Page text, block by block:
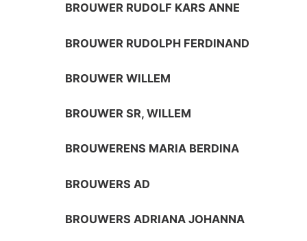
BROUWER RUDOLF KARS ANNE
BROUWER RUDOLPH FERDINAND
BROUWER WILLEM
BROUWER SR, WILLEM
BROUWERENS MARIA BERDINA
BROUWERS AD
BROUWERS ADRIANA JOHANNA